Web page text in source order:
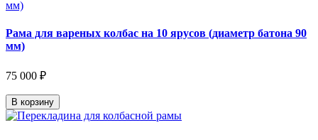
Рама для вареных колбас на 10 ярусов (диаметр батона 90
мм)
75 000 ₽
В корзину